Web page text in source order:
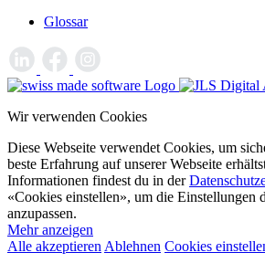
Glossar
Wir verwenden Cookies
Diese Webseite verwendet Cookies, um
beste Erfahrung auf unserer Webseite
Informationen findest du in der
«Cookies einstellen», um die Einstellungen
anzupassen.
Mehr anzeigen
Alle akzeptierenAblehnen Cookies